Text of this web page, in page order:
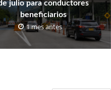
julio para conductores
beneficiarios
1 mes antes